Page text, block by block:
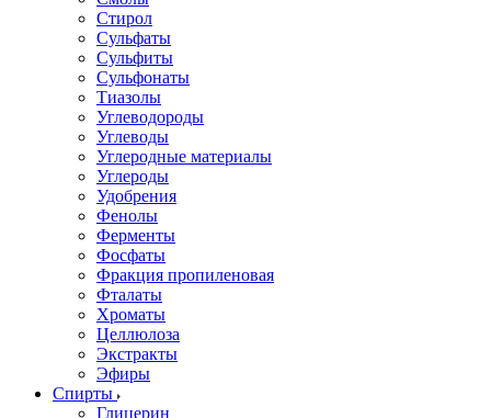
Стирол
Сульфаты
Сульфиты
Сульфонаты
Тиазолы
Углеводороды
Углеводы
Углеродные материалы
Углероды
Удобрения
Фенолы
Ферменты
Фосфаты
Фракция пропиленовая
Фталаты
Хроматы
Целлюлоза
Экстракты
Эфиры
Спирты
Глицерин